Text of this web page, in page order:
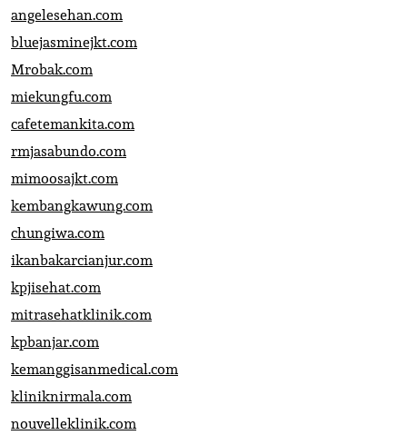
angelesehan.com
bluejasminejkt.com
Mrobak.com
miekungfu.com
cafetemankita.com
rmjasabundo.com
mimoosajkt.com
kembangkawung.com
chungiwa.com
ikanbakarcianjur.com
kpjisehat.com
mitrasehatklinik.com
kpbanjar.com
kemanggisanmedical.com
kliniknirmala.com
nouvelleklinik.com